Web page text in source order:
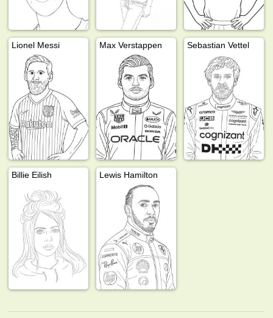
Lionel Messi Max Verstappen Sebastian Vettel
Billie Eilish Lewis Hamilton